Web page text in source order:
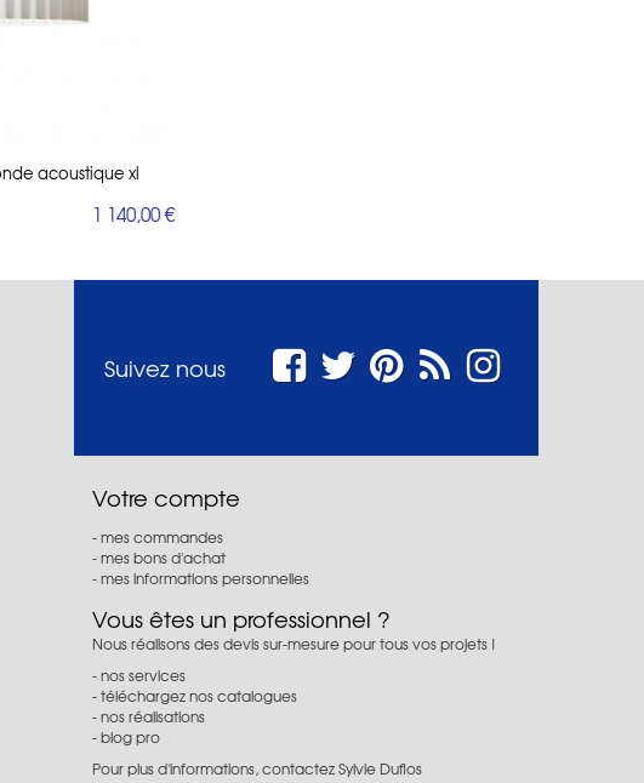
acoustique xl
1 140,00 €
Suivez nous
Votre compte
mes commandes
mes bons d'achat
mes informations personnelles
Vous êtes un professionnel ?
Nous réalisons des devis sur-mesure pour tous vos projets !
nos services
téléchargez nos catalogues
nos réalisations
blog pro
Pour plus d'informations, contactez Sylvie Duflos